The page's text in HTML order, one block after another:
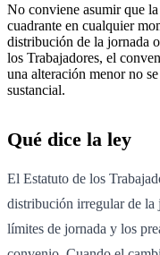
No conviene asumir que
cuadrante en cualquier
distribución de la jornada
los Trabajadores, el
una alteración menor no
sustancial.
Qué dice la ley
El Estatuto de los
distribución irregular de la
límites de jornada y los